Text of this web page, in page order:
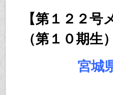
【第１２２
（第１０期生）
宮城